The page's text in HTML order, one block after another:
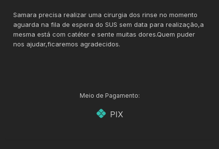
Samara precisa realizar uma cirurgia dos rinse no momento
aguarda na fila de espera do SUS sem data para realização,a
mesma está com catéter e sente muitas dores.Quem puder
nos ajudar,ficaremos agradecidos.
Meio de Pagamento:
PIX